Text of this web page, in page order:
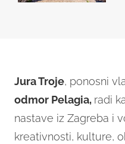
Jura Troje, ponosni
odmor Pelagia, radi
nastave iz Zagreba i
kreativnosti, kulture,